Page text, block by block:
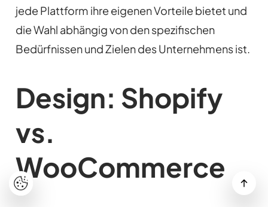
jede Plattform ihre eigenen Vorteile bietet und
die Wahl abhängig von den spezifischen
Bedürfnissen und Zielen des Unternehmens ist.
Design: Shopify
vs.
WooCommerce